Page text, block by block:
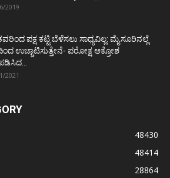
2019
ಪಕ್ಷ ಕಟ್ಟಿ ಬೆಳೆಸಲು ಸಾಧ್ಯವಿಲ್ಲ: ಮೈಸೂರಿನಲ್ಲೆ
ಉಚ್ಚಾಟಿಸುತ್ತೇನೆ- ಪರೋಕ್ಷ ಆಕ್ರೋಶ
2021
48430
48414
28864